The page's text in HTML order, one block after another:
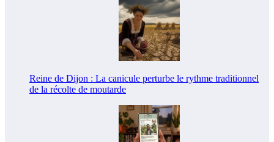
Reine de Dijon : La canicule perturbe le rythme traditionnel
de la récolte de moutarde